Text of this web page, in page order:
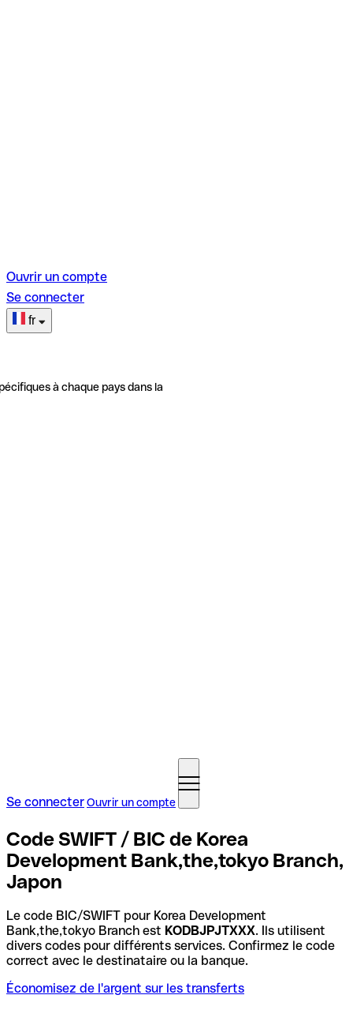
Ouvrir un compte
Se connecter
fr
à chaque pays dans la
Se connecterOuvrir un compte
Code SWIFT / BIC de Korea
Development Bank,the,tokyo Branch,
Japon
Le code BIC/SWIFT pour Korea Development
Bank,the,tokyo Branch est KODBJPJTXXX. Ils utilisent
divers codes pour différents services. Confirmez le code
correct avec le destinataire ou la banque.
Économisez de l'argent sur les transferts